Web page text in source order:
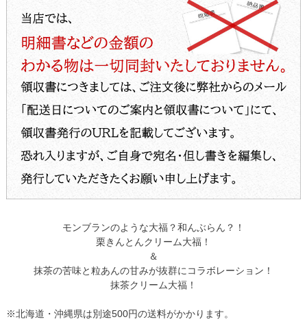
モンブランのような大福？和んぶらん？！
栗きんとんクリーム大福！
＆
抹茶の苦味と粒あんの甘みが抜群にコラボレーション！
抹茶クリーム大福！
※北海道・沖縄県は別途500円の送料がかかります。